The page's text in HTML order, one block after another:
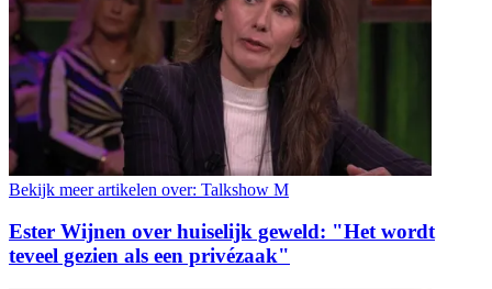
Bekijk meer artikelen over: Talkshow M
Ester Wijnen over huiselijk geweld: "Het wordt
teveel gezien als een privézaak"